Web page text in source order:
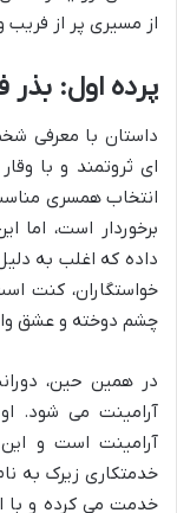
از مسیری پر از فریب
پرده اول:
داستان با معرفی
ای ثروتمند و با
انتخاب همسری مناسب
برخوردار است، اما
داده که اغلب به
خواستگاران، کنت
چشم دوخته و عشق
در همین حین،
آرامینت می شود.
آرامینت است و
خدمتکاری زیرک به
خدمت می کرده و با